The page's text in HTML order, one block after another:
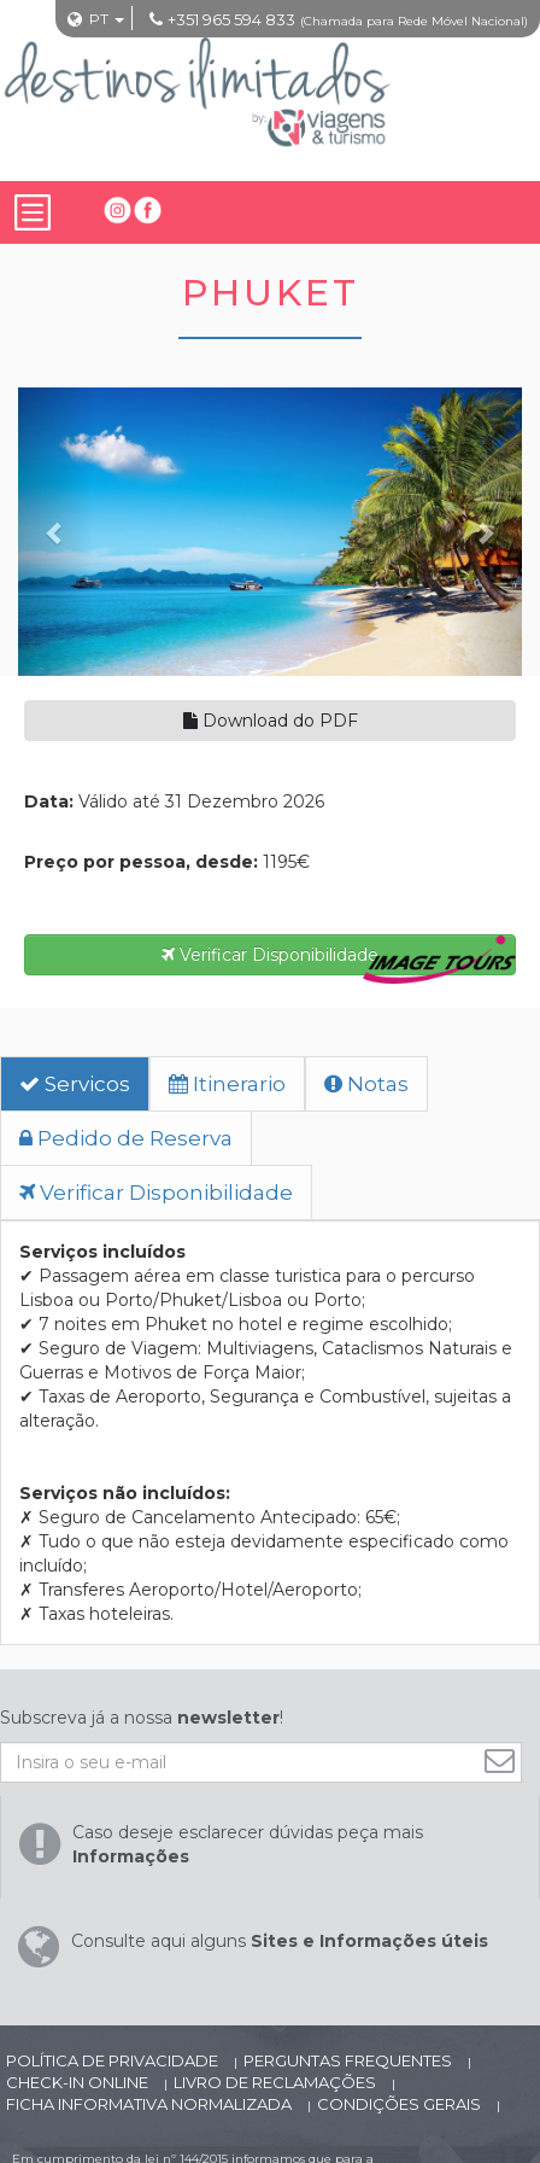
PT +351 965 594 833 (Chamada para Rede Móvel Nacional)
PHUKET
Next
Download do PDF
Data: Válido até 31 Dezembro 2026
Preço por pessoa, desde: 1195€
Verificar Disponibilidade
Servicos Itinerario Notas
Pedido de Reserva
Verificar Disponibilidade
Serviços incluídos
✔ Passagem aérea em classe turistica para o percurso
Lisboa ou Porto/Phuket/Lisboa ou Porto;
✔ 7 noites em Phuket no hotel e regime escolhido;
✔ Seguro de Viagem: Multiviagens, Cataclismos Naturais e
Guerras e Motivos de Força Maior;
✔ Taxas de Aeroporto, Segurança e Combustível, sujeitas a
alteração.
Serviços não incluídos:
✗ Seguro de Cancelamento Antecipado: 65€;
✗ Tudo o que não esteja devidamente especificado como
incluído;
✗ Transferes Aeroporto/Hotel/Aeroporto;
✗ Taxas hoteleiras.
Subscreva já a nossa newsletter!
Caso deseje esclarecer dúvidas peça mais
Informações
Consulte aqui alguns Sites e Informações úteis
POLÍTICA DE PRIVACIDADE | PERGUNTAS FREQUENTES |
CHECK-IN ONLINE | LIVRO DE RECLAMAÇÕES |
FICHA INFORMATIVA NORMALIZADA | CONDIÇÕES GERAIS |
Em cumprimento da lei nº 144/2015 informamos que para a